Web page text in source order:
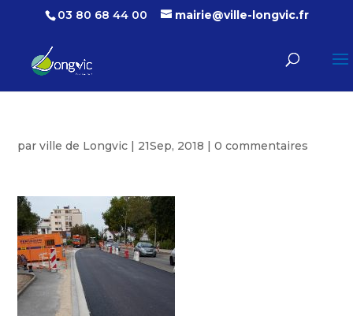
03 80 68 44 00 mairie@ville-longvic.fr
parville de Longvic | 21Sep, 2018 |0 commentaires